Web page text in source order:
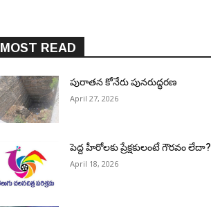
MOST READ
పురాత‌న కోనేరు పున‌రుద్ధ‌ర‌ణ
April 27, 2026
పెద్ద హీరోల‌కు ప్రేక్ష‌కులంటే గౌర‌వం లేదా?
April 18, 2026